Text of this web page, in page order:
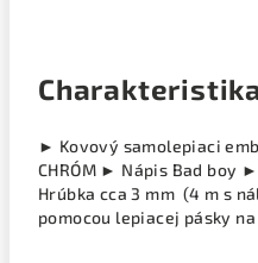
► Kovový samolepiaci
CHRÓM ► Nápis Bad boy
Hrúbka cca 3 mm (4 m s
pomocou lepiacej pásky